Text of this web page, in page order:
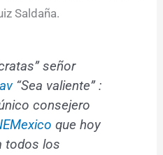
Saldaña.
señor
“Sea valiente” :
consejero
que hoy
todos los